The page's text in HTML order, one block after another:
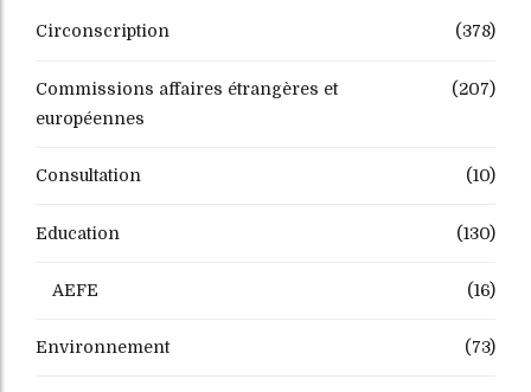
Circonscription (378)
Commissions affaires étrangères et
européennes
(207)
Consultation (10)
Education (130)
AEFE (16)
Environnement (73)